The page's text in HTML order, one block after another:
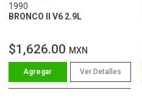
1990
BRONCO II V6 2.9L
$1,626.00 MXN
Ver Detalles